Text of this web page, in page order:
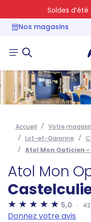
Soldes d’été :
Nos magasins
Accueil Votre
Lot-et-Garonne
Atol Mon Opticien
Atol Mon
5,0
Donnez votre avis